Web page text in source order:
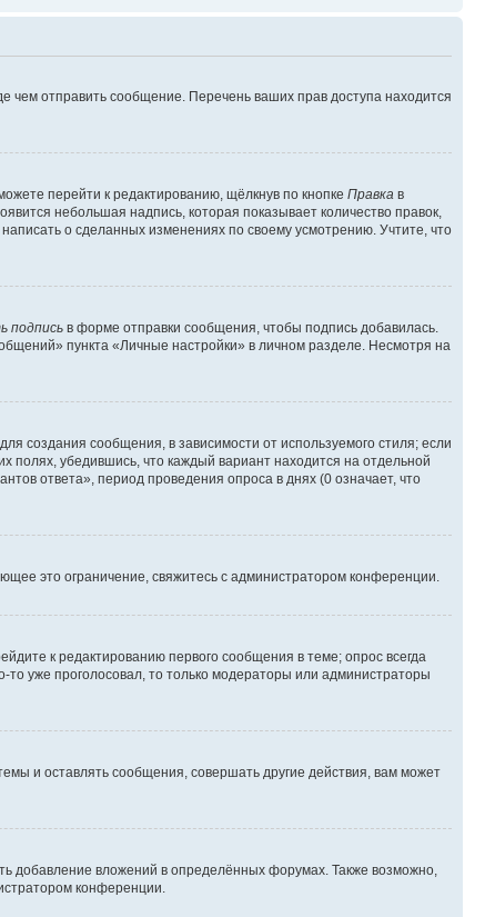
отправить сообщение. Перечень ваших прав доступа находится
перейти к редактированию, щёлкнув по кнопке Правка в
небольшая надпись, которая показывает количество правок,
о сделанных изменениях по своему усмотрению. Учтите, что
подпись в форме отправки сообщения, чтобы подпись добавилась.
пункта «Личные настройки» в личном разделе. Несмотря на
создания сообщения, в зависимости от используемого стиля; если
полях, убедившись, что каждый вариант находится на отдельной
ответа», период проведения опроса в днях (0 означает, что
это ограничение, свяжитесь с администратором конференции.
к редактированию первого сообщения в теме; опрос всегда
то уже проголосовал, то только модераторы или администраторы
и оставлять сообщения, совершать другие действия, вам может
добавление вложений в определённых форумах. Также возможно,
конференции.